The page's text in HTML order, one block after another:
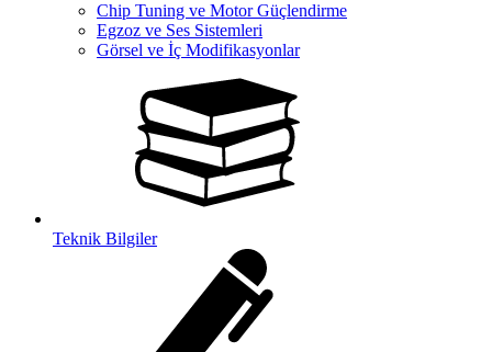
Chip Tuning ve Motor Güçlendirme
Egzoz ve Ses Sistemleri
Görsel ve İç Modifikasyonlar
Teknik Bilgiler